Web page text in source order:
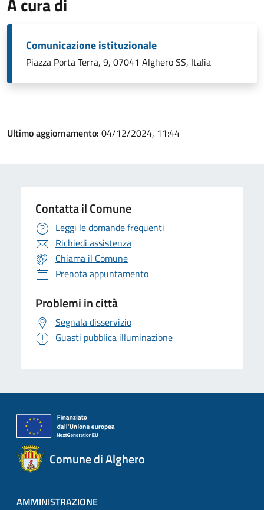
A cura di
Comunicazione istituzionale
Piazza Porta Terra, 9, 07041 Alghero SS, Italia
Ultimo aggiornamento: 04/12/2024, 11:44
Contatta il Comune
Leggi le domande frequenti
Richiedi assistenza
Chiama il Comune
Prenota appuntamento
Problemi in città
Segnala disservizio
Guasti pubblica illuminazione
Comune di Alghero
AMMINISTRAZIONE